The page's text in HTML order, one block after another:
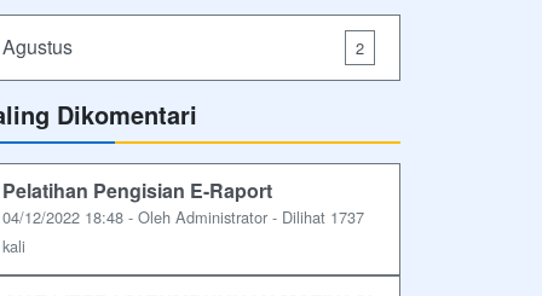
Agustus 2
Dikomentari
Pelatihan Pengisian E-Raport
04/12/2022 18:48 - Oleh Administrator - Dilihat 1737
kali